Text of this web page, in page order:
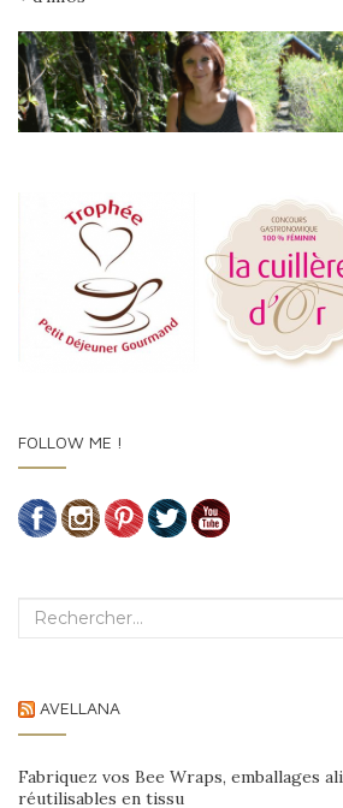
FOLLOW ME !
Recherche :
AVELLANA
Fabriquez vos Bee Wraps, emballages
réutilisables en tissu